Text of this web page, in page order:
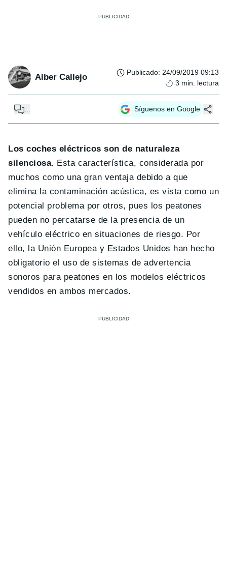
Alber Callejo Publicado: 24/09/2019 09:13
3 min. lectura
... Síguenos en Google
Los coches eléctricos son de naturaleza
silenciosa. Esta característica, considerada por
muchos como una gran ventaja debido a que
elimina la contaminación acústica, es vista como un
potencial problema por otros, pues los peatones
pueden no percatarse de la presencia de un
vehículo eléctrico en situaciones de riesgo. Por
ello, la Unión Europea y Estados Unidos han hecho
obligatorio el uso de sistemas de advertencia
sonoros para peatones en los modelos eléctricos
vendidos en ambos mercados.